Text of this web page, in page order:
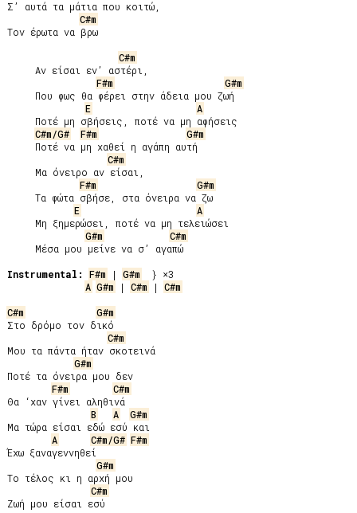
Σ’ αυτά τα μάτια που κοιτώ,
C#m
Τον έρωτα να βρω
C#m
F#m
G#m
E
A
C#m/G#
F#m
G#m
C#m
F#m
G#m
E
A
G#m
C#m
Instrumental:
F#m | G#m
A G#m | C#m | C#m
C#m
G#m
Στο δρόμο τον δικό
C#m
Μου τα πάντα ήταν σκοτεινά
G#m
Ποτέ τα όνειρα μου δεν
F#m
C#m
Θα ‘χαν γίνει αληθινά
B
A
G#m
Μα τώρα είσαι εδώ εσύ και
A
C#m/G# F#m
Έχω ξαναγεννηθεί
G#m
Το τέλος κι η αρχή μου
C#m
Ζωή μου είσαι εσύ